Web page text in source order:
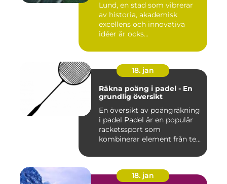
Lund, en stad som vibrerar
av historia, akademisk
excellens och innovativa
idéer är ocks...
18. jan
Räkna poäng i padel - En
grundlig översikt
En översikt av poängräkning
i padel Padel är en populär
racketssport som
kombinerar element från te...
18. jan